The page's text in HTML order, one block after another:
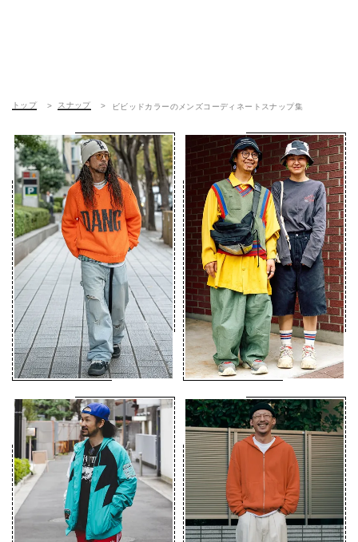
トップ スナップ ビビッドカラーのメンズコーディネートスナップ集